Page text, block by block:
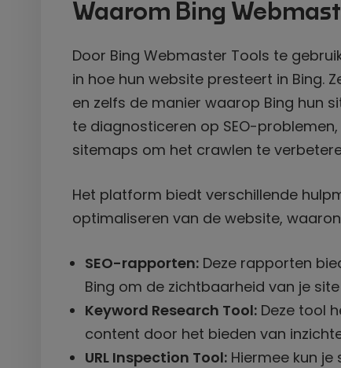
Waarom Bing
Door Bing Webmaster Tools te
in hoe hun website presteert in Bing.
en zelfs de manier waarop Bing hun
te diagnosticeren op SEO-
sitemaps om het crawlen te
Het platform biedt verschillende
optimaliseren van de website,
SEO-rapporten: Deze rapporten
Bing om de zichtbaarheid van je
Keyword Research Tool: Deze tool
content door het bieden van
URL Inspection Tool: Hiermee kun je